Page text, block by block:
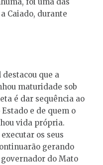
Caiado, durante
destacou que a
maturidade sob
é dar sequência ao
e de quem o
vida própria.
os seus
gerando
do Mato